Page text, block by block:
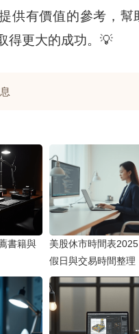
供有價值的參考，幫
得更大的成功。💡
書籍與
美股休市時間表
假日與交易時間整理